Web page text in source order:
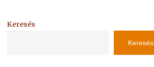
Keresés
Keresés